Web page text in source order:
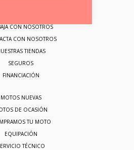
CON NOSOTROS
CON NOSOTROS
TIENDAS
SEGUROS
FINANCIACIÓN
MOTOS NUEVAS
DE OCASIÓN
TU MOTO
EQUIPACIÓN
TÉCNICO